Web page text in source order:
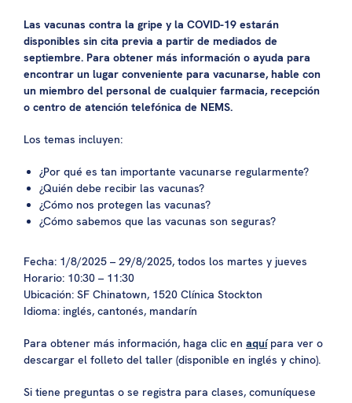
Las vacunas contra la gripe y la COVID-19 estarán
disponibles sin cita previa a partir de mediados de
septiembre. Para obtener más información o ayuda para
encontrar un lugar conveniente para vacunarse, hable con
un miembro del personal de cualquier farmacia, recepción
o centro de atención telefónica de NEMS.
Los temas incluyen:
¿Por qué es tan importante vacunarse regularmente?
¿Quién debe recibir las vacunas?
¿Cómo nos protegen las vacunas?
¿Cómo sabemos que las vacunas son seguras?
Fecha: 1/8/2025 – 29/8/2025, todos los martes y jueves
Horario: 10:30 – 11:30
Ubicación: SF Chinatown, 1520 Clínica Stockton
Idioma: inglés, cantonés, mandarín
Para obtener más información, haga clic en aquípara ver o
descargar el folleto del taller (disponible en inglés y chino).
Si tiene preguntas o se registra para clases, comuníquese